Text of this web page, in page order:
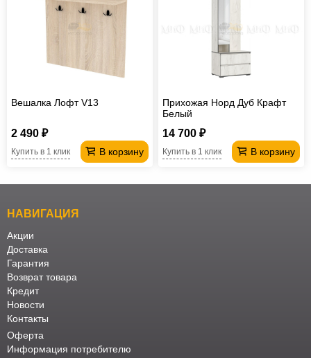
Вешалка Лофт V13
2 490 ₽
В корзину
Купить в 1 клик
Прихожая Норд Дуб Крафт
Белый
14 700 ₽
В корзину
Купить в 1 клик
НАВИГАЦИЯ
Акции
Доставка
Гарантия
Возврат товара
Кредит
Новости
Контакты
Оферта
Информация потребителю